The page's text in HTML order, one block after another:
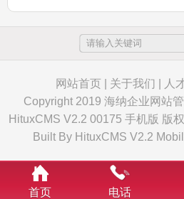
网站首页 关于我们 人
Copyright 2019 海纳企业网站
HituxCMS V2.2 00175 手机版 版
Built By HituxCMS V2.2
首页 电话